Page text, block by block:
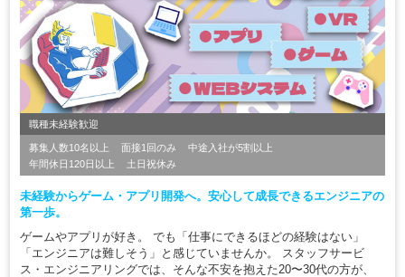
職種未経験歓迎
募集人数10名以上 面接1回のみ
中途入社が5割以上
年間休日120日以上
土日祝休み
未経験からゲーム・アプリ開発へ。安心して成長できるエンジニアの
第一歩。
ゲームやアプリが好き。 でも「仕事にできるほどの経験はない」
「エンジニアは難しそう」と感じていませんか。 スタッフサービ
ス・エンジニアリングでは、そんな不安を抱えた20〜30代の方が、